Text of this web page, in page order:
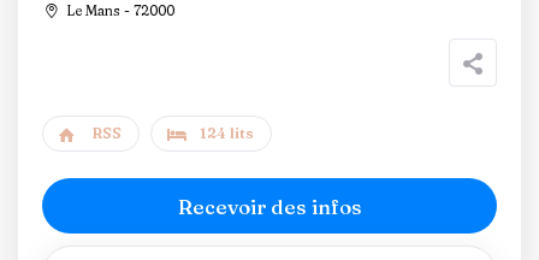
Le Mans - 72000
RSS 124 lits
Recevoir des infos